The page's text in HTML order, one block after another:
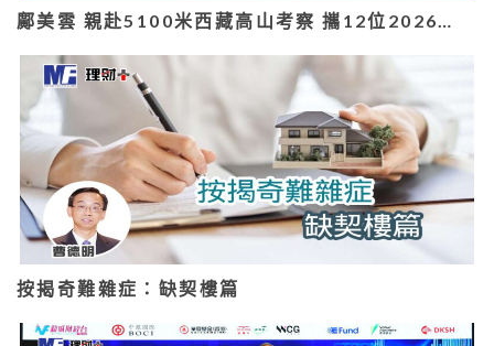
鄺美雲 親赴5100米西藏高山考察 攜12位2026…
按揭奇難雜症：缺契樓篇